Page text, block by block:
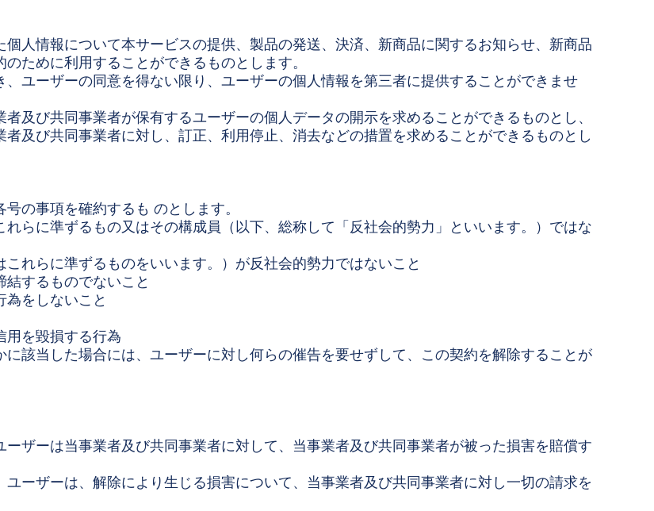
人情報について本サービスの提供、製品の発送、決済、新商品に関するお知らせ、新商品
ために利用することができるものとします。
ユーザーの同意を得ない限り、ユーザーの個人情報を第三者に提供することができませ
及び共同事業者が保有するユーザーの個人データの開示を求めることができるものとし、
及び共同事業者に対し、訂正、利用停止、消去などの措置を求めることができるものとし
の事項を確約するも のとします。
に準ずるもの又はその構成員（以下、総称して「反社会的勢力」といいます。）ではな
らに準ずるものをいいます。）が反社会的勢力ではないこと
するものでないこと
をしないこと
を毀損する行為
該当した場合には、ユーザーに対し何らの催告を要せずして、この契約を解除することが
ザーは当事業者及び共同事業者に対して、当事業者及び共同事業者が被った損害を賠償す
ーザーは、解除により生じる損害について、当事業者及び共同事業者に対し一切の請求を